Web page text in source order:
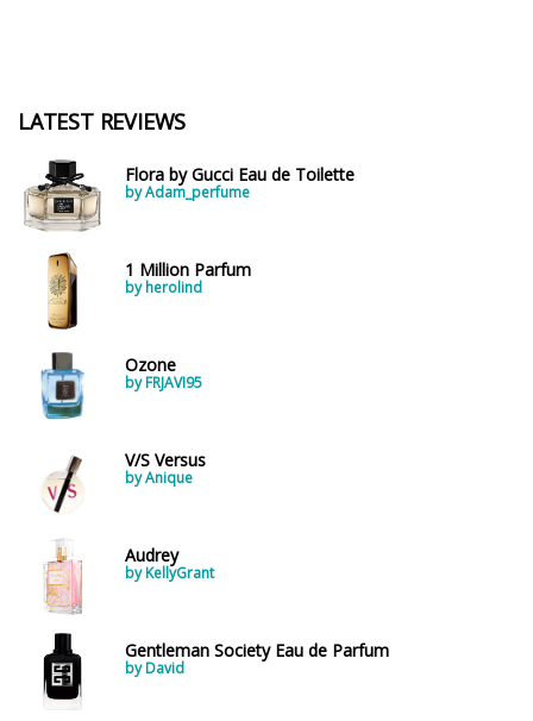
LATEST REVIEWS
Flora by Gucci Eau de Toilette
by Adam_perfume
1 Million Parfum
by herolind
Ozone
by FRJAVI95
V/S Versus
by Anique
Audrey
by KellyGrant
Gentleman Society Eau de Parfum
by David